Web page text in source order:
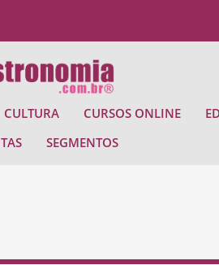
CULTURA CURSOS ONLINE
SEGMENTOS